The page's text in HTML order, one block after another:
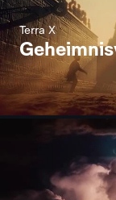
Terra X